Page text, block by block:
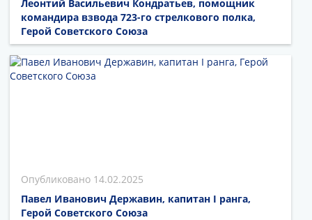
Леонтий Васильевич Кондратьев, помощник
командира взвода 723-го стрелкового полка,
Герой Советского Союза
14.02.2025
Павел Иванович Державин, капитан I ранга,
Герой Советского Союза